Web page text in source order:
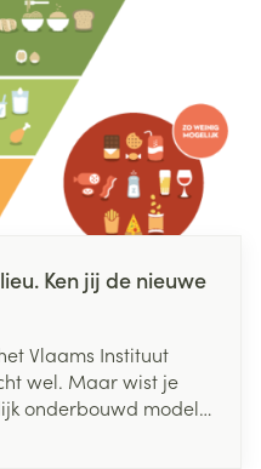
Ken jij de nieuwe
Vlaams Instituut
wel. Maar wist je
onderbouwd model